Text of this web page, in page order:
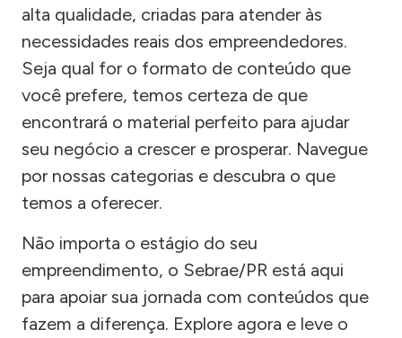
alta qualidade, criadas para atender às
necessidades reais dos empreendedores.
Seja qual for o formato de conteúdo que
você prefere, temos certeza de que
encontrará o material perfeito para ajudar
seu negócio a crescer e prosperar. Navegue
por nossas categorias e descubra o que
temos a oferecer.
Não importa o estágio do seu
empreendimento, o Sebrae/PR está aqui
para apoiar sua jornada com conteúdos que
fazem a diferença. Explore agora e leve o